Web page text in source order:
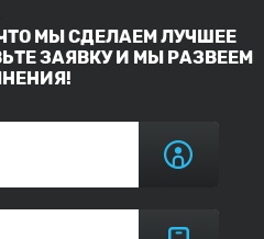
МЫ СДЕЛАЕМ ЛУЧШЕЕ
ЗАЯВКУ И МЫ РАЗВЕЕМ